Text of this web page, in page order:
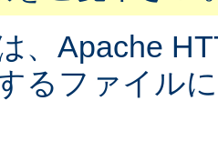
、Apache
るファイル